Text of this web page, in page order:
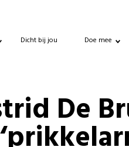
Dicht bij jou Doe mee
De